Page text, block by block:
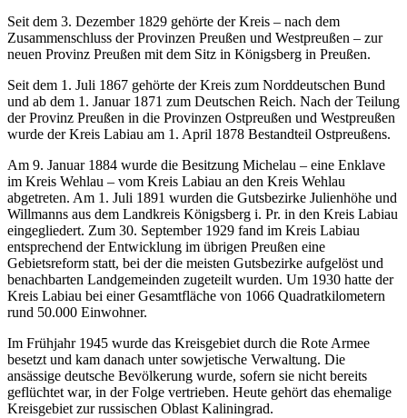
Seit dem 3. Dezember 1829 gehörte der Kreis – nach dem
Zusammenschluss der Provinzen Preußen und Westpreußen – zur
neuen Provinz Preußen mit dem Sitz in Königsberg in Preußen.
Seit dem 1. Juli 1867 gehörte der Kreis zum Norddeutschen Bund
und ab dem 1. Januar 1871 zum Deutschen Reich. Nach der Teilung
der Provinz Preußen in die Provinzen Ostpreußen und Westpreußen
wurde der Kreis Labiau am 1. April 1878 Bestandteil Ostpreußens.
Am 9. Januar 1884 wurde die Besitzung Michelau – eine Enklave
im Kreis Wehlau – vom Kreis Labiau an den Kreis Wehlau
abgetreten. Am 1. Juli 1891 wurden die Gutsbezirke Julienhöhe und
Willmanns aus dem Landkreis Königsberg i. Pr. in den Kreis Labiau
eingegliedert. Zum 30. September 1929 fand im Kreis Labiau
entsprechend der Entwicklung im übrigen Preußen eine
Gebietsreform statt, bei der die meisten Gutsbezirke aufgelöst und
benachbarten Landgemeinden zugeteilt wurden. Um 1930 hatte der
Kreis Labiau bei einer Gesamtfläche von 1066 Quadratkilometern
rund 50.000 Einwohner.
Im Frühjahr 1945 wurde das Kreisgebiet durch die Rote Armee
besetzt und kam danach unter sowjetische Verwaltung. Die
ansässige deutsche Bevölkerung wurde, sofern sie nicht bereits
geflüchtet war, in der Folge vertrieben. Heute gehört das ehemalige
Kreisgebiet zur russischen Oblast Kaliningrad.